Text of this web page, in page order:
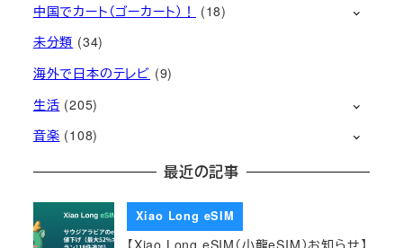
中国でカート（ゴーカート）！
(18)
未分類 (34)
海外で日本のテレビ (9)
生活 (205)
音楽 (108)
最近の記事
Xiao Long eSIM